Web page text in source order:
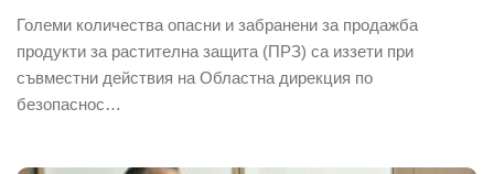
Големи количества опасни и забранени за продажба
продукти за растителна защита (ПРЗ) са иззети при
съвместни действия на Областна дирекция по
безопаснос…